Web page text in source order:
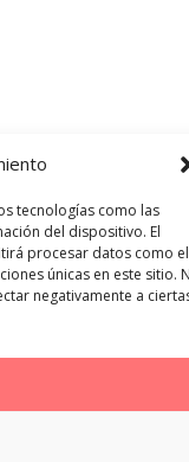
tecnologías como las
del dispositivo. El
procesar datos como el
únicas en este sitio.
negativamente a